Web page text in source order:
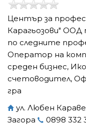
Център за
Карагьозови" ООД
по следните
Оператор на
среден бизнес,
счетоводител,
гра
ул. Любен
Загора
0898 332